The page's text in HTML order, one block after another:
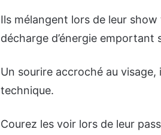
Ils mélangent lors de leur
décharge d’énergie
Un sourire accroché au visage,
technique.
Courez les voir lors de leur